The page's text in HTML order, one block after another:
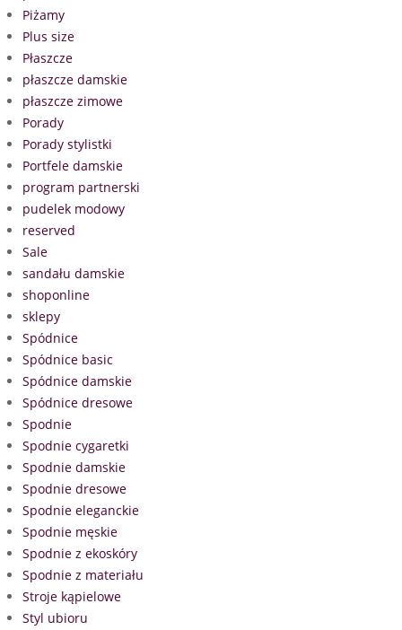
Piżamy
Plus size
Płaszcze
płaszcze damskie
płaszcze zimowe
Porady
Porady stylistki
Portfele damskie
program partnerski
pudelek modowy
reserved
Sale
sandału damskie
shoponline
sklepy
Spódnice
Spódnice basic
Spódnice damskie
Spódnice dresowe
Spodnie
Spodnie cygaretki
Spodnie damskie
Spodnie dresowe
Spodnie eleganckie
Spodnie męskie
Spodnie z ekoskóry
Spodnie z materiału
Stroje kąpielowe
Styl ubioru